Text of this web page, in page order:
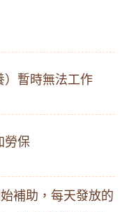
）暫時無法工作
勞保
補助，每天發放的